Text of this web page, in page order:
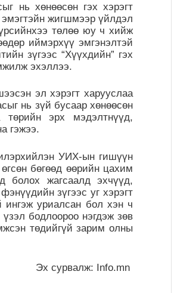
нь хөнөөсөн гэх хэрэгт
эмэгтэйн жигшмээр үйлдэл
төлөө юу ч хийж
иймэрхүү эмгэнэлтэй
зүгээс “Хүүхдийн” гэх
эхэллээ.
эл хэрэгт харууслаа
нь зүй бусаар хөнөөсөн
төрийн эрх мэдэлтнүүд,
гэжээ.
УИХ-ын гишүүн
бөгөөд өөрийн цахим
болох жагсаалд эхчүүд,
зүгээс уг хэрэгт
ингэж уриалсан бол хэн ч
бодлоороо нэгдэж зөв
төдийгүй зарим олны
Эх сурвалж: Info.mn